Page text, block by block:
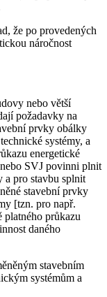
že po provedených
náročnost
nebo větší
požadavky na
prvky obálky
systémy, a
energetické
SVJ povinni plnit
a pro stavbu splnit
stavební prvky
[tzn. pro např.
platného průkazu
daného
stavebním
systémům a